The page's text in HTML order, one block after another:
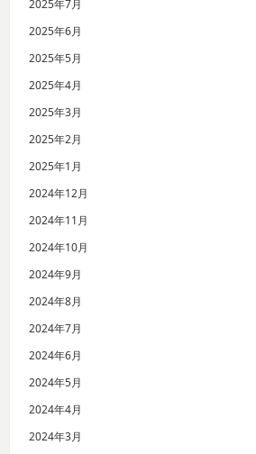
2025年7月
2025年6月
2025年5月
2025年4月
2025年3月
2025年2月
2025年1月
2024年12月
2024年11月
2024年10月
2024年9月
2024年8月
2024年7月
2024年6月
2024年5月
2024年4月
2024年3月